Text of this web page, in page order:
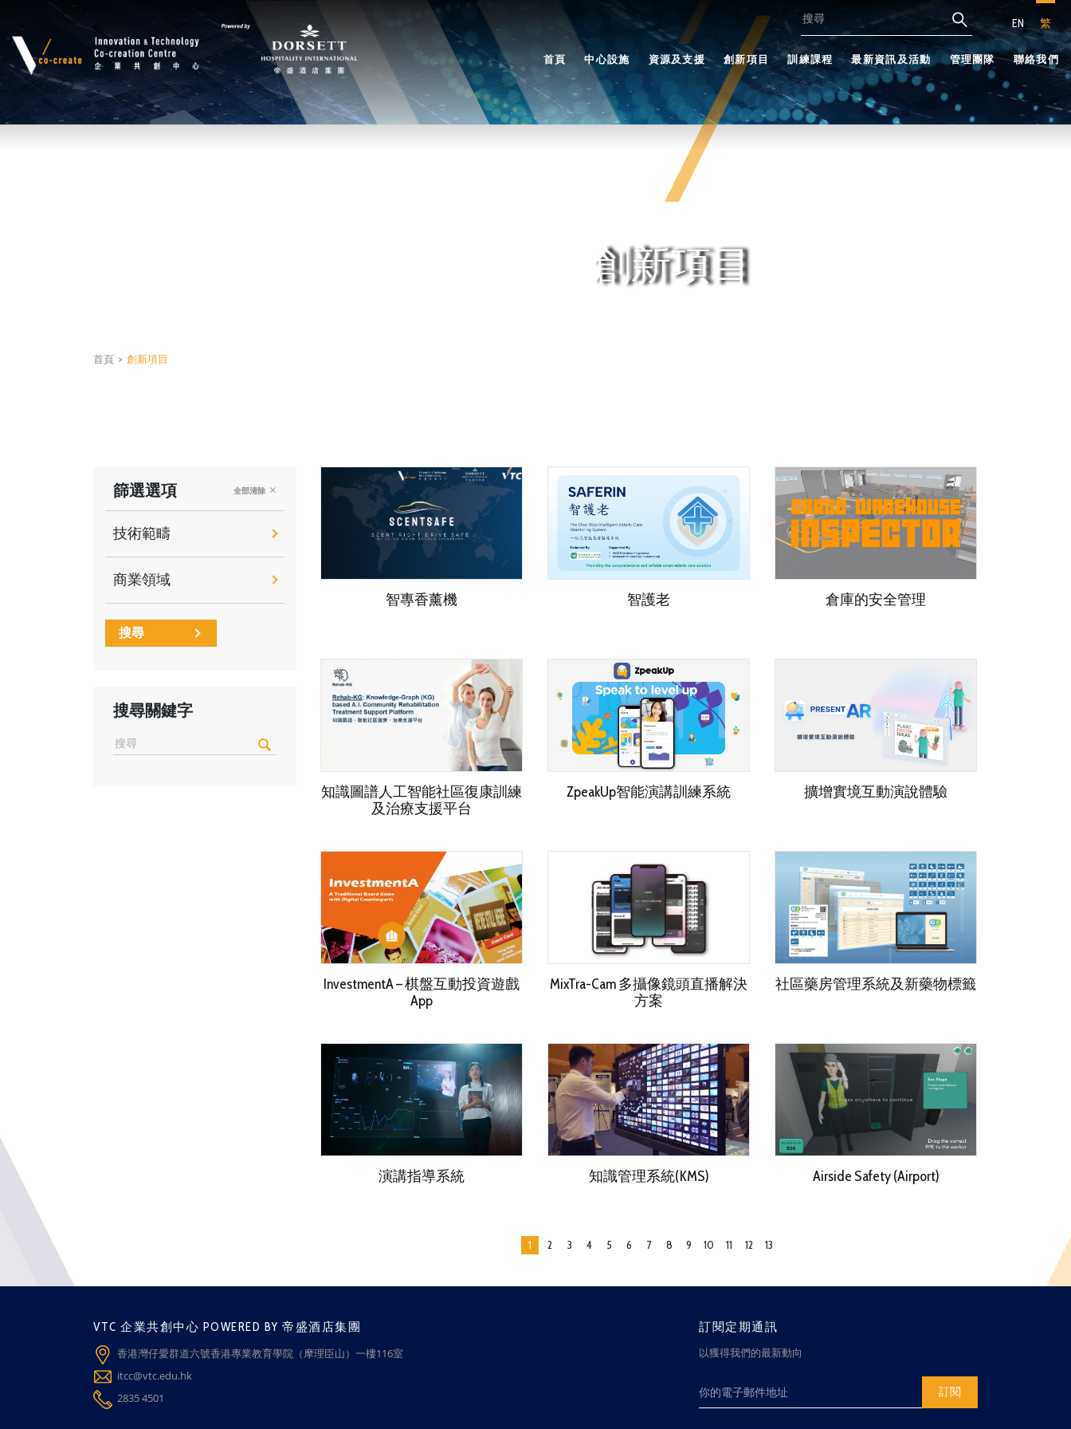
EN 繁
首頁 中心設施 資源及支援 創新項目 訓練課程 最新資訊及活動 管理團隊 聯絡我們
創新項目
首頁 > 創新項目
篩選選項 全部清除
技術範疇
商業領域
搜尋
搜尋關鍵字
智專香薰機 智護老 倉庫的安全管理
知識圖譜人工智能社區復康訓練
及治療支援平台
ZpeakUp智能演講訓練系統 擴增實境互動演說體驗
InvestmentA – 棋盤互動投資遊戲
App
MixTra-Cam 多攝像鏡頭直播解決
方案
社區藥房管理系統及新藥物標籤
演講指導系統 知識管理系統(KMS) Airside Safety (Airport)
1 2 3 4 5 6 7 8 9 10 11 12 13
訂閱定期通訊
以獲得我們的最新動向
訂閱
VTC 企業共創中心 POWERED BY 帝盛酒店集團
香港灣仔愛群道六號香港專業教育學院（摩理臣山）一樓116室
itcc@vtc.edu.hk
2835 4501